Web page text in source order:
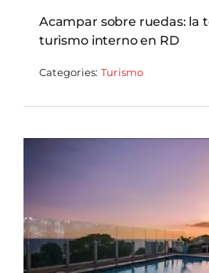
Acampar sobre ruedas: la
turismo interno en RD
Categories: Turismo